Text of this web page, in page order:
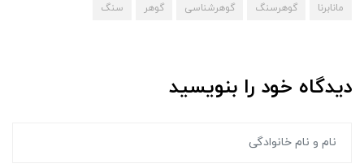
مانابرنا گوهرسنگ گوهرشناسی گوهر سنگ
دیدگاه خود را بنویسید